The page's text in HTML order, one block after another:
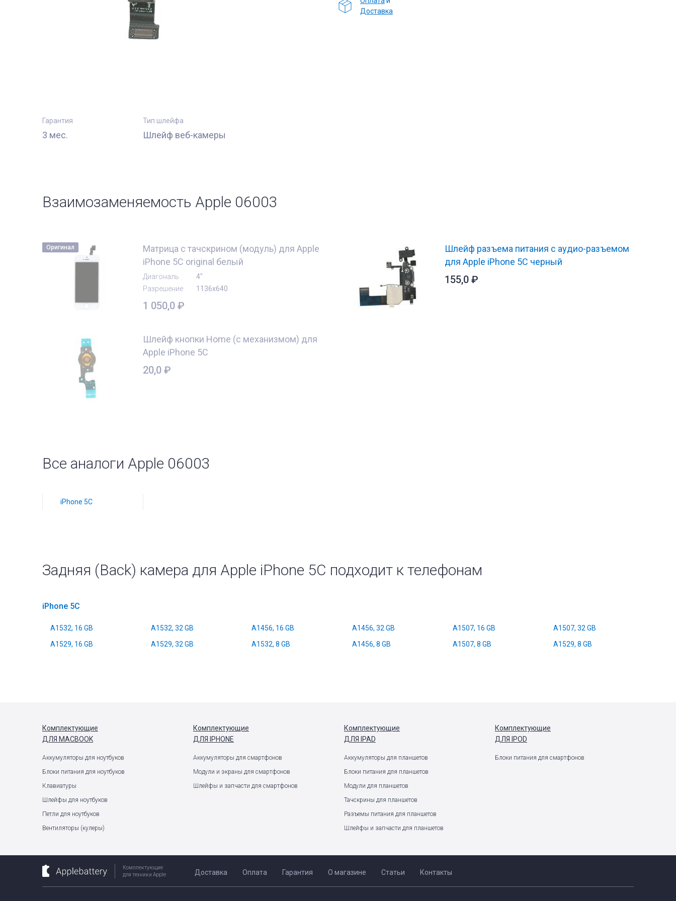
Комплектующие
Доставка
Гарантия
3 мес.
Тип шлейфа
Шлейф веб-камеры
Взаимозаменяемость Apple 06003
Оригинал
Матрица с тачскрином (модуль) для Apple
iPhone 5C original белый
Диагональ
4"
Разрешение
1136x640
1 050,0 ₽
Шлейф разъема питания с аудио-разъемом
для Apple iPhone 5C черный
155,0 ₽
Шлейф кнопки Home (с механизмом) для
Apple iPhone 5C
20,0 ₽
Все аналоги Apple 06003
iPhone 5C
Задняя (Back) камера для Apple iPhone 5C подходит к телефонам
iPhone 5C
A1532, 16 GB A1532, 32 GB A1456, 16 GB A1456, 32 GB A1507, 16 GB
A1507, 32 GB
A1529, 16 GB
A1529, 32 GB A1532, 8 GB A1456, 8 GB A1507, 8 GB A1529, 8 GB
Комплектующие
ДЛЯ MACBOOK
Аккумуляторы для ноутбуков
Блоки питания для ноутбуков
Клавиатуры
Шлейфы для ноутбуков
Петли для ноутбуков
Вентиляторы (кулеры)
Комплектующие
ДЛЯ IPHONE
Аккумуляторы для смартфонов
Модули и экраны для смартфонов
Шлейфы и запчасти для смартфонов
Комплектующие
ДЛЯ IPAD
Аккумуляторы для планшетов
Блоки питания для планшетов
Модули для планшетов
Тачскрины для планшетов
Разъемы питания для планшетов
Шлейфы и запчасти для планшетов
Комплектующие
ДЛЯ IPOD
Блоки питания для смартфонов
Комплектующие
для техники Apple
Доставка Оплата Гарантия О магазине Статьи Контакты